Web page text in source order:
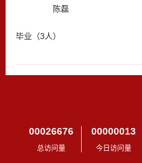
陈磊
毕业（3人）
00026676
总访问量
00000013
今日访问量